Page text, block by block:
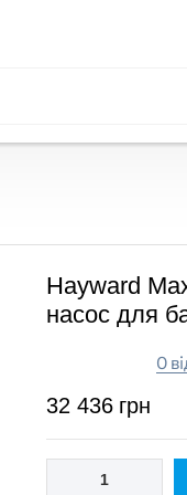
Hayward
насос для
0
32 436 грн